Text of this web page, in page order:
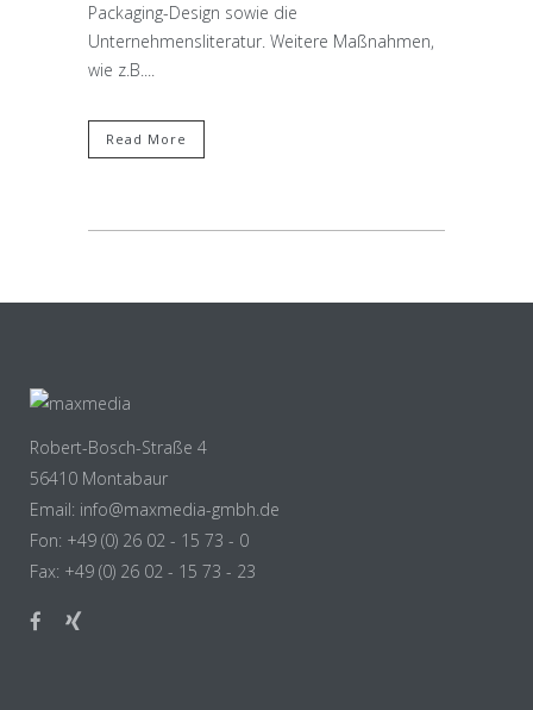
Packaging-Design sowie die
Unternehmensliteratur. Weitere Maßnahmen,
wie z.B....
Read More
Robert-Bosch-Straße 4
56410 Montabaur
Email: info@maxmedia-gmbh.de
Fon: +49 (0) 26 02 - 15 73 - 0
Fax: +49 (0) 26 02 - 15 73 - 23